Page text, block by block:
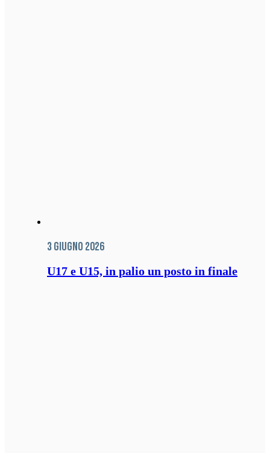
3 Giugno 2026
U17 e U15, in palio un posto in finale